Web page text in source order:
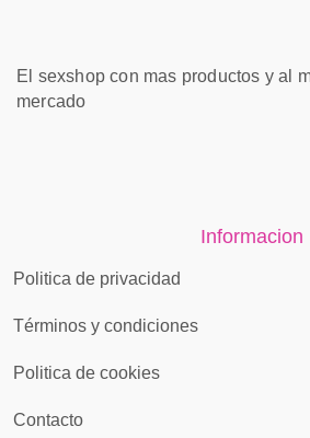
El sexshop con mas productos y al
mercado
Informacion
Politica de privacidad
Términos y condiciones
Politica de cookies
Contacto